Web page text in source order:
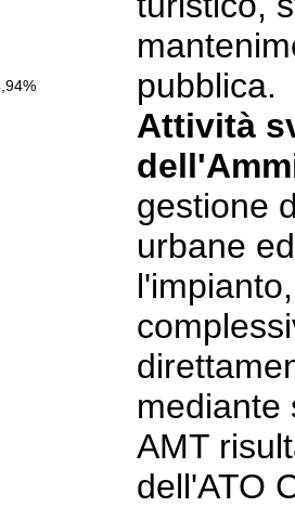
pubblica.
Attività
gestione
urbane
mediante
AMT
dell'ATO